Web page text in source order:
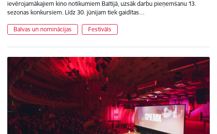
ievērojamākajiem kino notikumiem Baltijā, uzsāk darbu pieņemšanu 13.
sezonas konkursiem. Līdz 30. jūnijam tiek gaidītas…
Balvas un nominācijas Festivāls